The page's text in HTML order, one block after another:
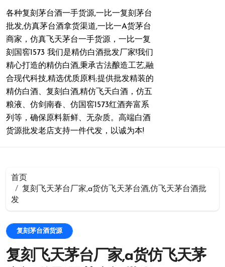
各种复刻茅台酒一手货源,一比一复刻茅台
批发,仿真茅台酒拿货渠道,一比一A货茅台
商家，仿真飞天茅台一手货源，一比一复
刻国窖1573 我们是精仿白酒批发厂家!我们
精心打造的精仿白酒,秉承古法酿造工艺,融
合现代科技,精选优质原料;提供批发精装的
精仿白酒、复刻白酒,精仿飞天白酒，仿五
粮液、仿剑南春、仿国窖1573红酒奔富系
列等，确保原料新鲜、无杂质。高端白酒
货源批发老店支持一件代发，以诚为本!
首页
复刻飞天茅台厂家,a货仿飞天茅台酒,仿飞天茅台酒批
发
复刻茅台酒货源
复刻飞天茅台厂家,a货仿飞天茅